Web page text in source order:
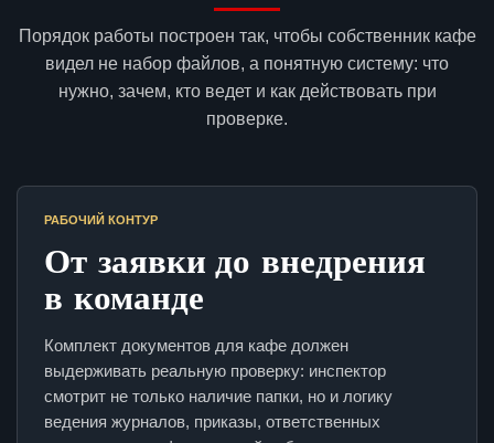
Порядок работы построен так, чтобы собственник кафе
видел не набор файлов, а понятную систему: что
нужно, зачем, кто ведет и как действовать при
проверке.
РАБОЧИЙ КОНТУР
От заявки до внедрения
в команде
Комплект документов для кафе должен
выдерживать реальную проверку: инспектор
смотрит не только наличие папки, но и логику
ведения журналов, приказы, ответственных